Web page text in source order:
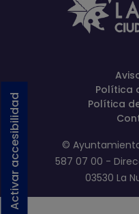
Activar accesibilidad
Política
Política
©
587 07 00 -
03530 La